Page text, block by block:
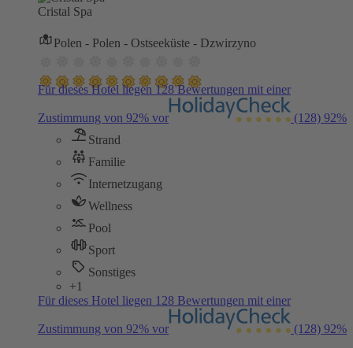
Cristal Spa
Polen - Polen - Ostseeküste - Dzwirzyno
Für dieses Hotel liegen 128 Bewertungen mit einer
Zustimmung von 92% vor (128) 92%
Strand
Familie
Internetzugang
Wellness
Pool
Sport
Sonstiges
+1
Für dieses Hotel liegen 128 Bewertungen mit einer
Zustimmung von 92% vor (128) 92%